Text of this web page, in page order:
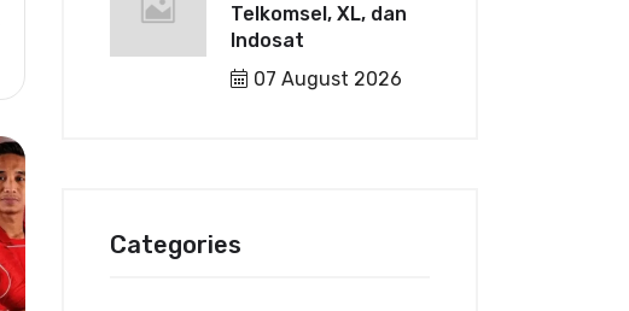
Telkomsel, XL, dan
Indosat
07 August 2026
Categories